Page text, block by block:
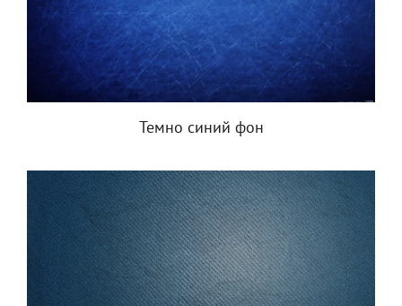
Темно синий фон